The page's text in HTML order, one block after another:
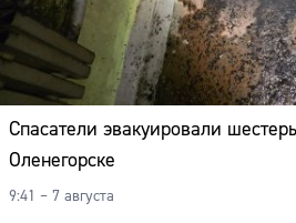
Спасатели эвакуировали
Оленегорске
9:41 – 7 августа